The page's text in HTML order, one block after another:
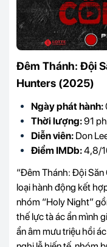
Đêm Thánh: Đội
Hunters (2025)
Ngày phát hành:
Thời lượng:91
Diễn viên: Don
Điểm IMDb:4,8/
“Đêm Thánh: Đội Săn
loại hành động kết
nhóm “Holy Night”
thế lực tà ác ẩn mình
ẩn âm mưu triệu hồi